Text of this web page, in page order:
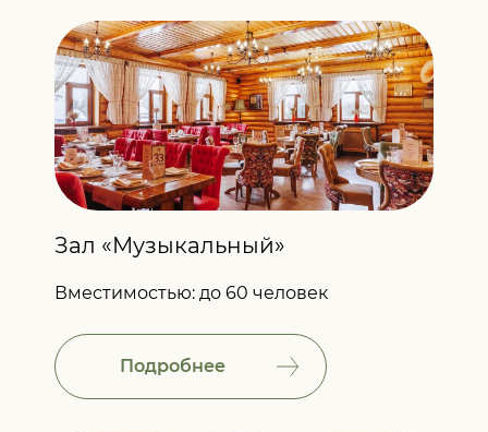
Зал «Музыкальный»
Вместимостью: до 60 человек
Подробнее